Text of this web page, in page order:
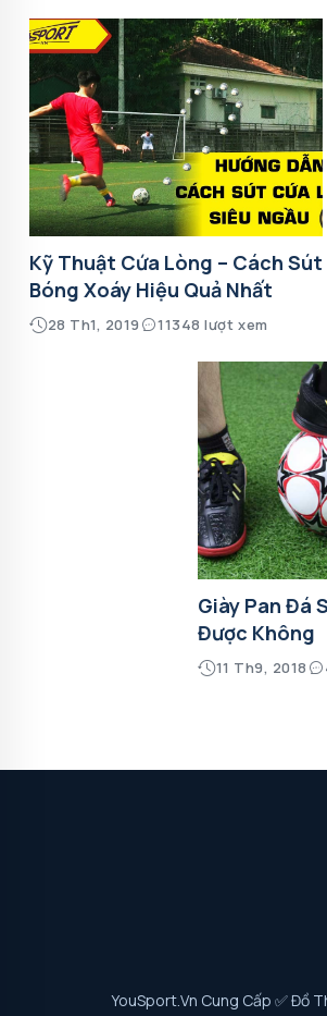
Kỹ Thuật Cứa Lòng – Cách Sút
Bóng Xoáy Hiệu Quả Nhất
28 Th1, 2019 11348 lượt xem
Giày Pan Đá
Được Không
11 Th9, 2018
YouSport.vn Cung Cấp ✅ Đồ